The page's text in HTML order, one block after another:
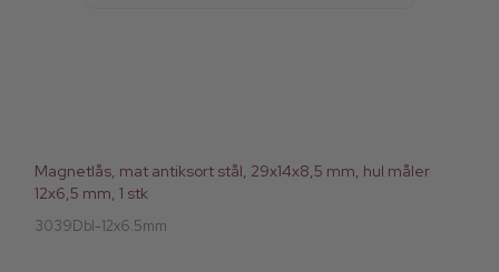
Magnetlås, mat antiksort stål, 29x14x8,5 mm, hul måler
12x6,5 mm, 1 stk
3039Dbl-12x6.5mm